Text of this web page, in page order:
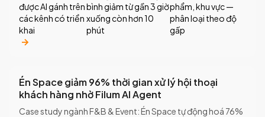
được AI gánh trên
các kênh có triển
khai
bình giảm từ gần 3 giờ
xuống còn hơn 10
phút
phẩm, khu vực —
phân loại theo độ
gấp
Én Space giảm 96% thời gian xử lý hội thoại
khách hàng nhờ Filum AI Agent
Case study ngành F&B & Event: Én Space tự động hoá 76%